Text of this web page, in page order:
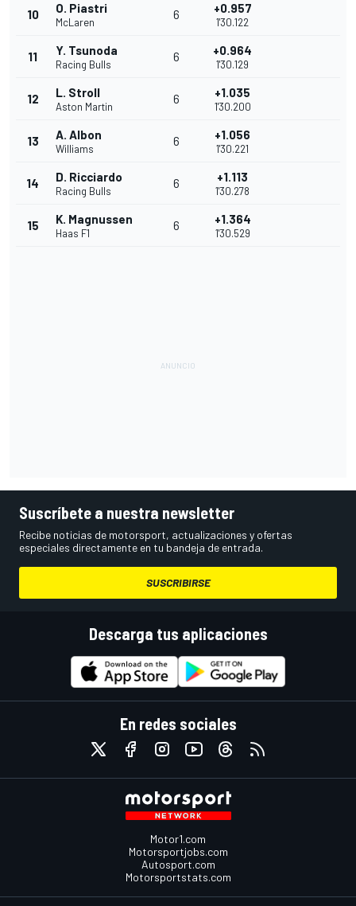
10 O. Piastri
McLaren
6 +0.957
1'30.122
11 Y. Tsunoda
Racing Bulls
6 +0.964
1'30.129
12 L. Stroll
Aston Martin
6 +1.035
1'30.200
13 A. Albon
Williams
6 +1.056
1'30.221
14 D. Ricciardo
Racing Bulls
6 +1.113
1'30.278
15 K. Magnussen
Haas F1
6 +1.364
1'30.529
Suscríbete a nuestra newsletter
Recibe noticias de motorsport, actualizaciones y ofertas
especiales directamente en tu bandeja de entrada.
SUSCRIBIRSE
Descarga tus aplicaciones
En redes sociales
Motor1.com
Motorsportjobs.com
Autosport.com
Motorsportstats.com